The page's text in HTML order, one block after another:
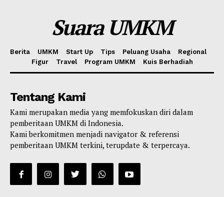
Suara UMKM
Berita UMKM Start Up Tips Peluang Usaha
Regional
Figur
Travel Program UMKM Kuis Berhadiah
Tentang Kami
Kami merupakan media yang memfokuskan diri dalam
pemberitaan UMKM di Indonesia.
Kami berkomitmen menjadi navigator & referensi
pemberitaan UMKM terkini, terupdate & terpercaya.